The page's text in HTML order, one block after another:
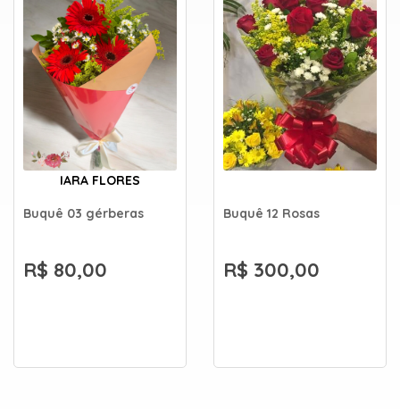
IARA FLORES
Buquê 03 gérberas
R$ 80,00
Buquê 12 Rosas
R$ 300,00